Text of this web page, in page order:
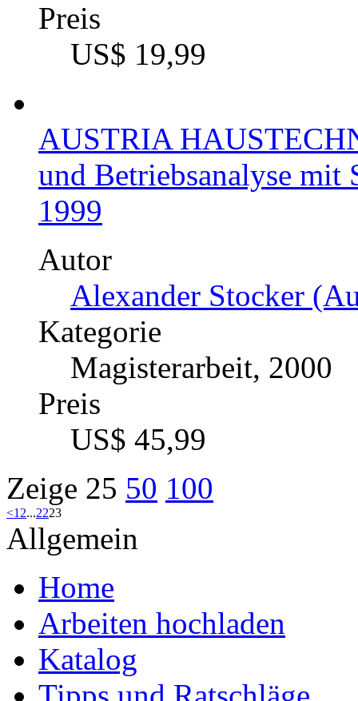
Preis
US$ 19,99
AUSTRIA
und Betriebsanalyse mit
1999
Autor
Alexander Stocker
Kategorie
Magisterarbeit, 2000
Preis
US$ 45,99
Zeige 25 50 100
<12...2223
Allgemein
Home
Arbeiten hochladen
Katalog